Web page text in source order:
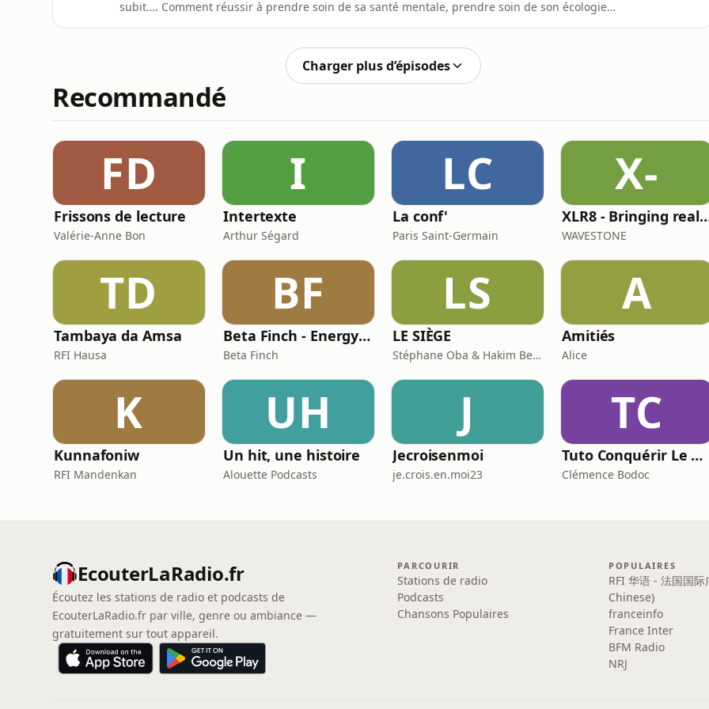
subit…. Comment réussir à prendre soin de sa santé mentale, prendre soin de son écologie
Charger plus d’épisodes
Recommandé
FD
Frissons de lecture
Valérie-Anne Bon
I
Intertexte
Arthur Ségard
LC
La conf'
Paris Saint-Germain
X-
XLR8 - Bringing real-w orld
WAVESTONE
TD
Tambaya da Amsa
RFI Hausa
BF
Beta Finch - Energy & Utilities - FR
Beta Finch
LS
LE SIÈGE
Stéphane Oba & Hakim Benbadra
A
Amitiés
Alice
K
Kunnafoniw
RFI Mandenkan
UH
Un hit, une histoire
Alouette Podcasts
J
Jecroisenmoi
je.crois.en.moi23
TC
Tuto Conquérir Le Monde
Clémence Bodoc
EcouterLaRadio.fr
Écoutez les stations de radio et podcasts de
EcouterLaRadio.fr par ville, genre ou ambiance —
gratuitement sur tout appareil.
PARCOURIR
Stations de radio
Podcasts
Chansons Populaires
POPULAIRES
RFI 华语 - 法国国际
Chinese)
franceinfo
France Inter
BFM Radio
NRJ